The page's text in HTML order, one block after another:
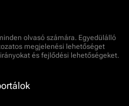
olvasó számára. Egyedülálló
megjelenési lehetőséget
és fejlődési lehetőségeket.